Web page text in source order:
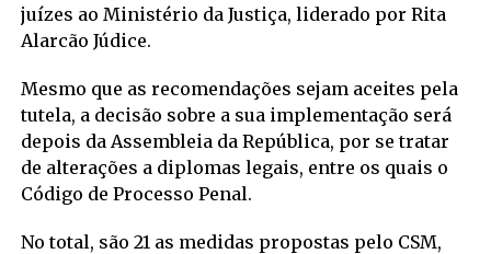
juízes ao Ministério da Justiça, liderado por Rita
Alarcão Júdice.
Mesmo que as recomendações sejam aceites pela
tutela, a decisão sobre a sua implementação será
depois da Assembleia da República, por se tratar
de alterações a diplomas legais, entre os quais o
Código de Processo Penal.
No total, são 21 as medidas propostas pelo CSM,